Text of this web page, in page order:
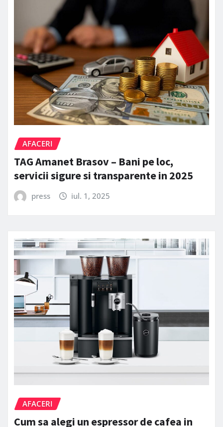
AFACERI
TAG Amanet Brasov – Bani pe loc,
servicii sigure si transparente in 2025
press iul. 1, 2025
AFACERI
Cum sa alegi un espressor de cafea in